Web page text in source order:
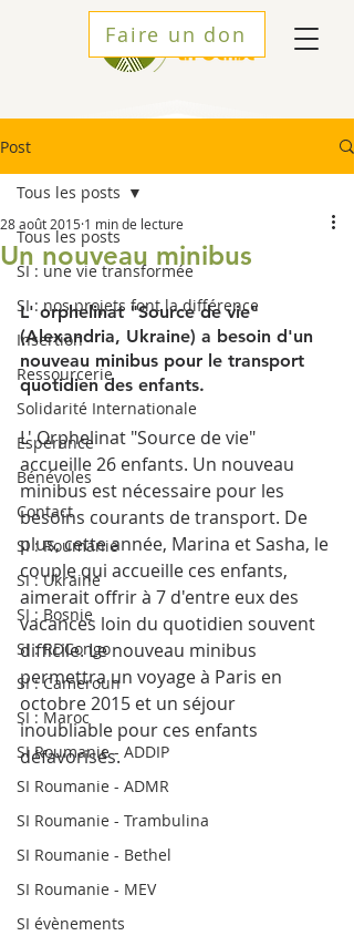
Faire un don
Post
Tous les posts
SI : une vie transformée
SI : nos projets font la différence
Insertion
Ressourcerie
Solidarité Internationale
Espérance
Bénévoles
Contact
SI : Roumanie
SI : Ukraine
SI : Bosnie
SI : RDCongo
SI : Cameroun
SI : Maroc
SI Roumanie - ADDIP
SI Roumanie - ADMR
SI Roumanie - Trambulina
SI Roumanie - Bethel
SI Roumanie - MEV
SI évènements
Tous les posts
Un nouveau minibus
28 août 2015 1 min de lecture
L' orphelinat "Source de vie"
(Alexandria, Ukraine) a besoin d'un
nouveau minibus pour le transport
quotidien des enfants.
L' Orphelinat "Source de vie"
accueille 26 enfants. Un nouveau
minibus est nécessaire pour les
besoins courants de transport. De
plus, cette année, Marina et Sasha, le
couple qui accueille ces enfants,
aimerait offrir à 7 d'entre eux des
vacances loin du quotidien souvent
difficile. Le nouveau minibus
permettra un voyage à Paris en
octobre 2015 et un séjour
inoubliable pour ces enfants
défavorisés.